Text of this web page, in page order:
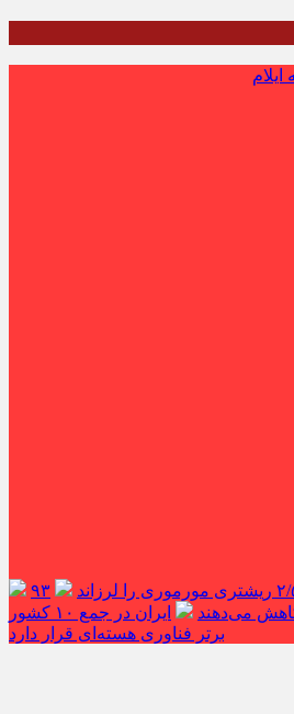
۹۳
کاهش می‌دهند
ایران در جمع ۱۰ کشور
برتر فناوری هسته‌ای قرار دارد